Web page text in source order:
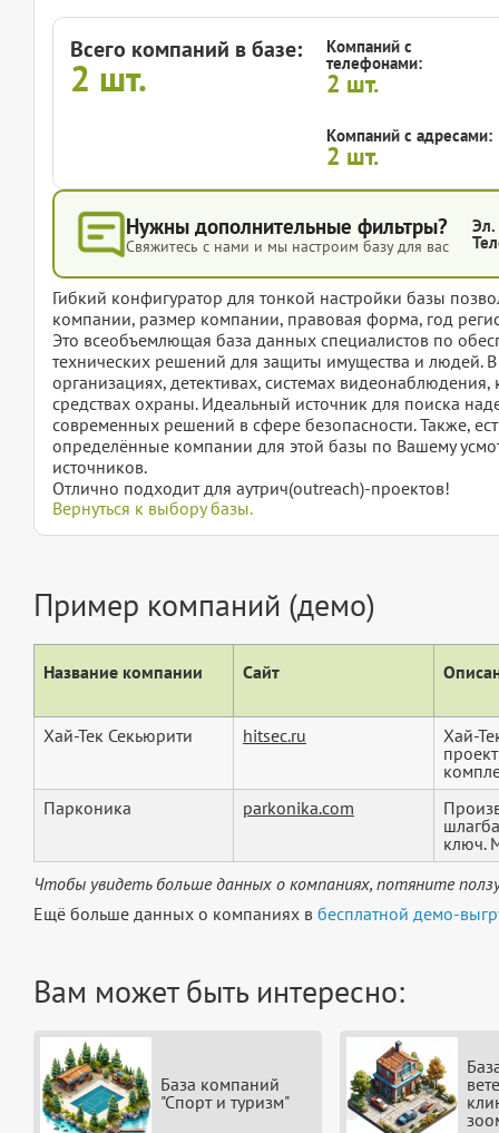
Всего компаний в базе:
2 шт.
Компаний с
телефонами:
2 шт.
Компаний с адресами:
2 шт.
Нужны дополнительные фильтры?
Свяжитесь с нами и мы настроим базу для вас
Эл.
Гибкий конфигуратор для тонкой настройки базы
компании, размер компании, правовая форма, год
Это всеобъемлющая база данных специалистов по
технических решений для защиты имущества и людей.
организациях, детективах, системах
средствах охраны. Идеальный источник для поиска
современных решений в сфере безопасности. Также,
определённые компании для этой базы по Вашему
источников.
Отлично подходит для аутрич(outreach)-проектов!
Вернуться к выбору базы.
Пример компаний (демо)
Название компании Сайт
Хай-Тек Секьюрити hitsec.ru
Хай-
Парконика
parkonika.com
ключ.
Чтобы увидеть больше данных о компаниях, потяните
Ещё больше данных о компаниях в бесплатной демо-
Вам может быть интересно:
База компаний
"Спорт и туризм"